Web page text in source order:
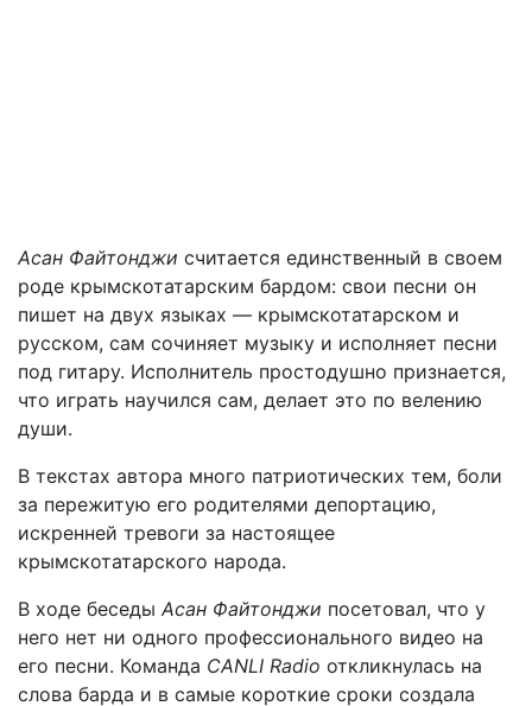
Асан Файтонджи считается единственный в своем
роде крымскотатарским бардом: свои песни он
пишет на двух языках — крымскотатарском и
русском, сам сочиняет музыку и исполняет песни
под гитару. Исполнитель простодушно признается,
что играть научился сам, делает это по велению
души.
В текстах автора много патриотических тем, боли
за пережитую его родителями депортацию,
искренней тревоги за настоящее
крымскотатарского народа.
В ходе беседы Асан Файтонджи посетовал, что у
него нет ни одного профессионального видео на
его песни. Команда CANLI Radio откликнулась на
слова барда и в самые короткие сроки создала